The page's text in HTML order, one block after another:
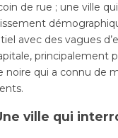
de rue ; une ville
avec des vagues
principalement
noire qui a connu de
ville qui